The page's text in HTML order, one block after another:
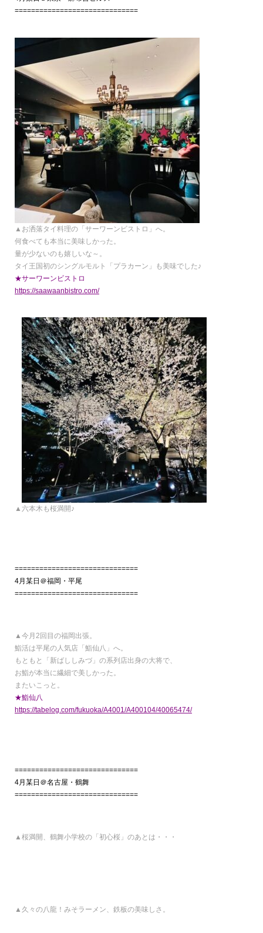
==============================
▲お洒落タイ料理の「サーワーンビストロ」へ。
何食べても本当に美味しかった。
量が少ないのも嬉しいな～。
タイ王国初のシングルモルト「プラカーン」も美味でした♪
★サーワーンビストロ
https://saawaanbistro.com/
▲六本木も桜満開♪
==============================
4月某日＠福岡・平尾
==============================
▲今月2回目の福岡出張。
鮨活は平尾の人気店「鮨仙八」へ。
もともと「新ばししみづ」の系列店出身の大将で、
お鮨が本当に繊細で美しかった。
またいこっと。
★鮨仙八
https://tabelog.com/fukuoka/A4001/A400104/40065474/
==============================
4月某日＠名古屋・鶴舞
==============================
▲桜満開、鶴舞小学校の「初心桜」のあとは・・・
▲久々の八龍！みそラーメン、鉄板の美味しさ。